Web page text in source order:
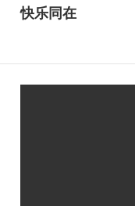
快乐同在